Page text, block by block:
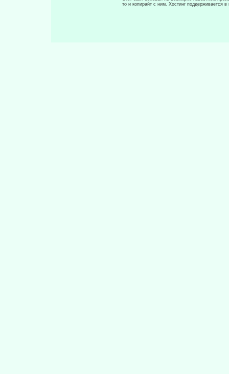
то и копирайт с ним. Хостинг поддерживается